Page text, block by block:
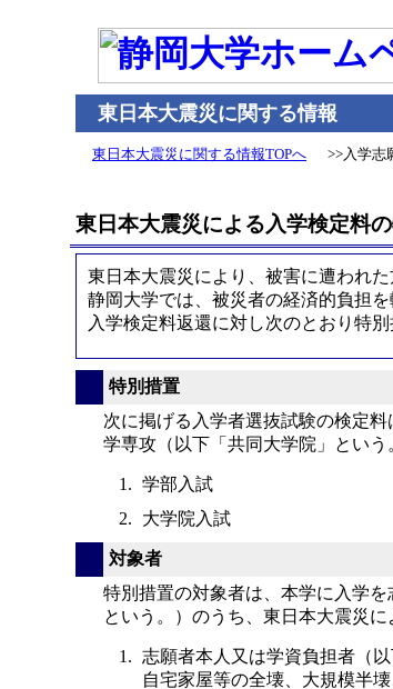
東日本大震災に関する情報
東日本大震災に関する情報TOPへ >>入学志
東日本大震災による入学検定料
東日本大震災により、被害に遭われ
静岡大学では、被災者の経済的負担
入学検定料返還に対し次のとおり特別
特別措置
次に掲げる入学者選抜試験の検定
学専攻（以下「共同大学院」とい
学部入試
大学院入試
対象者
特別措置の対象者は、本学に入学
という。）のうち、東日本大震災
志願者本人又は学資負担者（
自宅家屋等の全壊、大規模半